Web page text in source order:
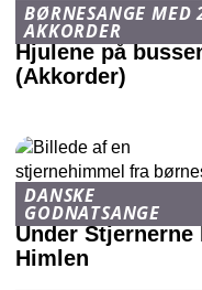
BØRNESANGE MED
AKKORDER
Hjulene på
(Akkorder)
DANSKE
GODNATSANGE
Under Stjernerne
Himlen